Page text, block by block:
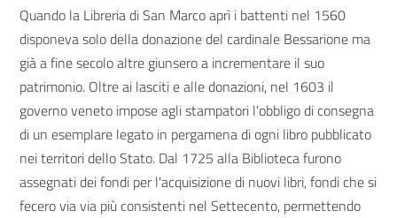
Quando la Libreria di San Marco aprì i battenti nel 1560
disponeva solo della donazione del cardinale Bessarione ma
già a fine secolo altre giunsero a incrementare il suo
patrimonio. Oltre ai lasciti e alle donazioni, nel 1603 il
governo veneto impose agli stampatori l'obbligo di consegna
di un esemplare legato in pergamena di ogni libro pubblicato
nei territori dello Stato. Dal 1725 alla Biblioteca furono
assegnati dei fondi per l'acquisizione di nuovi libri, fondi che si
fecero via via più consistenti nel Settecento, permettendo